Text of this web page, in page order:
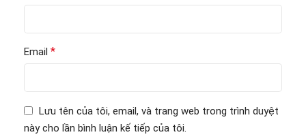
Email *
Lưu tên của tôi, email, và trang web trong trình duyệt
này cho lần bình luận kế tiếp của tôi.